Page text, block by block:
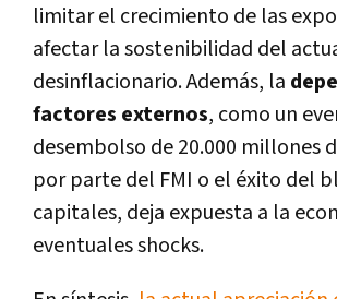
limitar el crecimiento de las
afectar la sostenibilidad del
desinflacionario. Además, la
factores externos, como un
desembolso de 20.000 millones
por parte del FMI o el éxito del
capitales, deja expuesta a la
eventuales shocks.